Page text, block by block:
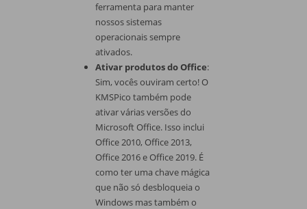
ferramenta para manter
nossos sistemas
operacionais sempre
ativados.
Ativar produtos do Office:
Sim, vocês ouviram certo! O
KMSPico também pode
ativar várias versões do
Microsoft Office. Isso inclui
Office 2010, Office 2013,
Office 2016 e Office 2019. É
como ter uma chave mágica
que não só desbloqueia o
Windows mas também o